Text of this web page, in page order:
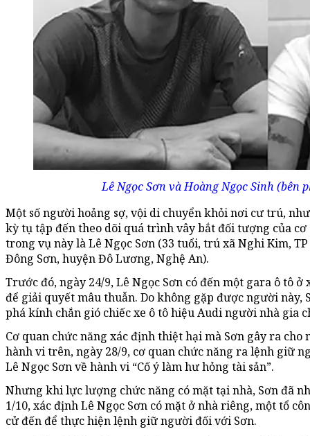
Lê Ngọc Sơn và Hoàng Ngọc Sinh (bên
Một số người hoảng sợ, vội di chuyển khỏi nơi cư trú,
kỳ tụ tập đến theo dõi quá trình vây bắt đối tượng của
trong vụ này là Lê Ngọc Sơn (33 tuổi, trú xã Nghi Kim,
Đông Sơn, huyện Đô Lương, Nghệ An).
Trước đó, ngày 24/9, Lê Ngọc Sơn có đến một gara ô tô
để giải quyết mâu thuẫn. Do không gặp được người này,
phá kính chắn gió chiếc xe ô tô hiệu Audi người nhà gia
Cơ quan chức năng xác định thiệt hại mà Sơn gây ra
hành vi trên, ngày 28/9, cơ quan chức năng ra lệnh giữ
Lê Ngọc Sơn về hành vi “Cố ý làm hư hỏng tài sản”.
Nhưng khi lực lượng chức năng có mặt tại nhà, Sơn đã
1/10, xác định Lê Ngọc Sơn có mặt ở nhà riêng, một tổ
cử đến để thực hiện lệnh giữ người đối với Sơn.